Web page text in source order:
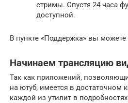
стримы. Спустя 24 часа
доступной.
В пункте «Поддержка» вы
Начинаем трансляцию
Так как приложений,
на ютуб, имеется в достаточном
каждой из утилит в